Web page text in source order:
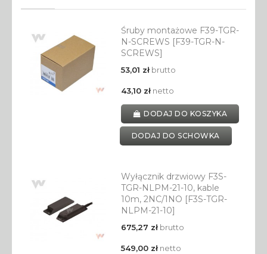
Śruby montażowe F39-TGR-
N-SCREWS [F39-TGR-N-
SCREWS]
53,01 złbrutto
43,10 złnetto
DODAJ DO KOSZYKA
DODAJ DO SCHOWKA
Wyłącznik drzwiowy F3S-
TGR-NLPM-21-10, kable
10m, 2NC/1NO [F3S-TGR-
NLPM-21-10]
675,27 złbrutto
549,00 złnetto